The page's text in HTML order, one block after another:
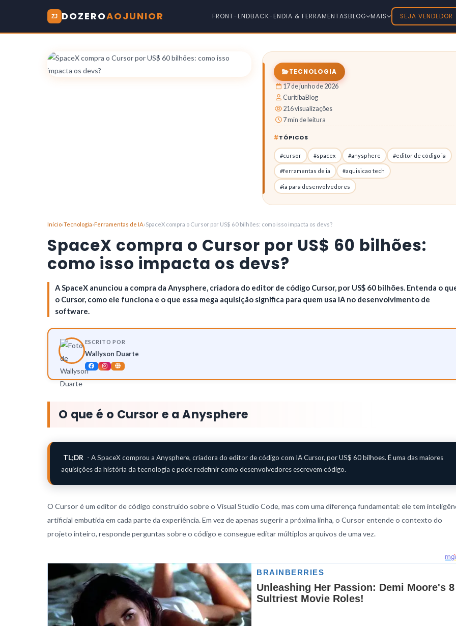
ZJ DOZEROAOJUNIOR FRONT-ENDBACK-ENDIA & FERRAMENTASBLOG MAIS SEJA VENDEDOR
TECNOLOGIA
17 de junho de 2026
CuritibaBlog
216 visualizações
7 min de leitura
TÓPICOS
#cursor #spacex #anysphere #editor de código ia
#ferramentas de ia #aquisicao tech
#ia para desenvolvedores
Início›Tecnologia›Ferramentas de IA›SpaceX compra o Cursor por US$ 60 bilhões: como isso impacta os devs?
SpaceX compra o Cursor por US$ 60 bilhões:
como isso impacta os devs?
A SpaceX anunciou a compra da Anysphere, criadora do editor de código Cursor, por US$ 60 bilhões. Entenda o
o Cursor, como ele funciona e o que essa mega aquisição significa para quem usa IA no desenvolvimento de
software.
ESCRITO POR
Wallyson Duarte
O que é o Cursor e a Anysphere
TL;DR - A SpaceX comprou a Anysphere, criadora do editor de código com IA Cursor, por US$ 60 bilhoes. É uma das maiores
aquisições da história da tecnologia e pode redefinir como desenvolvedores escrevem código.
O Cursor é um editor de código construido sobre o Visual Studio Code, mas com uma diferença fundamental: ele tem
artificial embutida em cada parte da experiência. Em vez de apenas sugerir a próxima linha, o Cursor entende o contexto do
projeto inteiro, responde perguntas sobre o código e consegue editar múltiplos arquivos de uma vez.